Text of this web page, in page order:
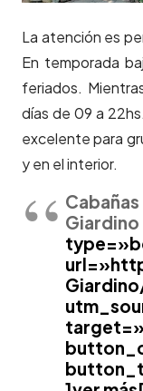
La atención es
En temporada
feriados.
días de 09 a
excelente para
y en el interior.
Giardino